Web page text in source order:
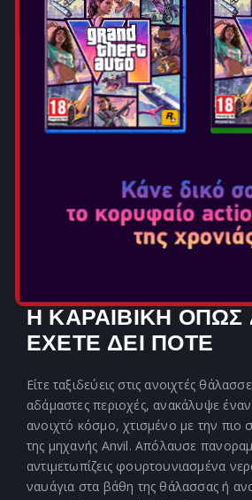
ΑΝΑΒΑΘΜΙΣΜΕΝΗ
Η μάχη έχει ανακατασκευαστεί για
αναμετρήσεις, με έμφαση στις
εξουδετερώσεις, ενώ το stealth και
βελτιωθεί για πιο ομαλές
ανανεωμένους ναυτικούς
περιλαμβάνουν νέα εναλλακτικά
Παράλληλα, προσθήκες ποιότητας
Η ΚΑΡΑΙΒΙΚΗ
ΕΧΕΤΕ ΔΕΙ ΠΟΤΕ
Είτε ταξιδεύεις στις ανοιχτές
αδάμαστες περιοχές, ανακάλυψε
ανοιχτό κόσμο, χτισμένο με την πιο
της μηχανής Anvil. Απόλαυσε
αντιμετωπίζεις φουρτουνιασμένα
ναυάγια στα βάθη της θάλασσας ή